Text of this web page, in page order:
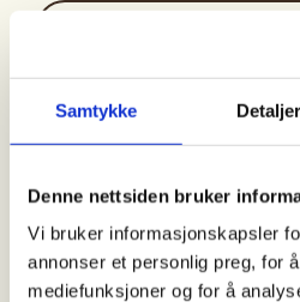
Samtykke Detaljer
Denne nettsiden bruker
Vi bruker informasjonskapsler
annonser et personlig preg, for
mediefunksjoner og for å
Kl. 12.00 - 15.00
Målselv Jeger og